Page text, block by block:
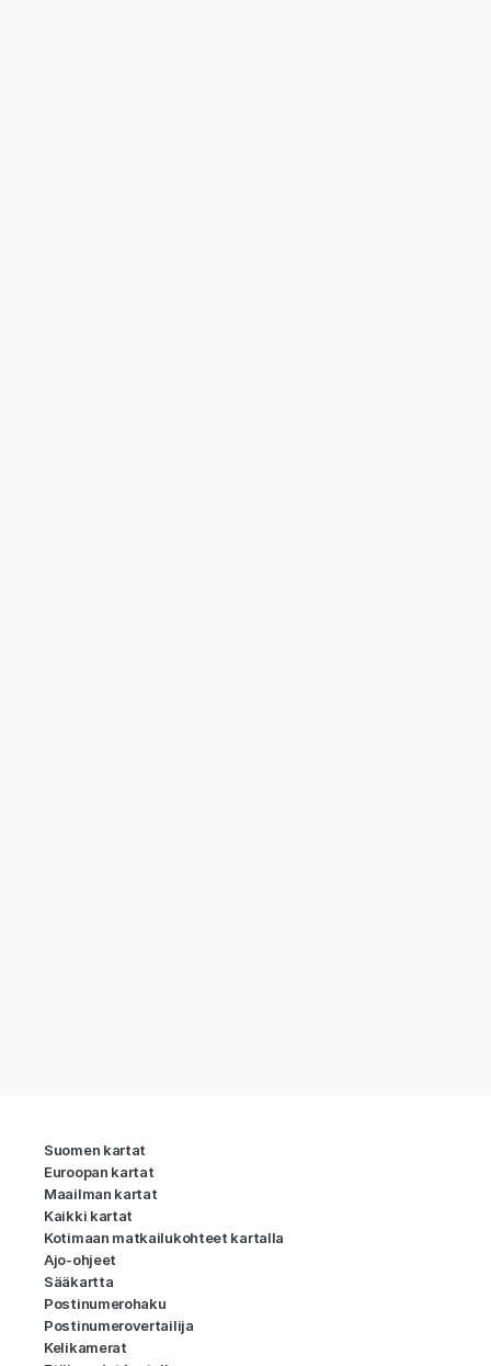
Suomen kartat
Euroopan kartat
Maailman kartat
Kaikki kartat
Kotimaan matkailukohteet kartalla
Ajo-ohjeet
Sääkartta
Postinumerohaku
Postinumerovertailija
Kelikamerat